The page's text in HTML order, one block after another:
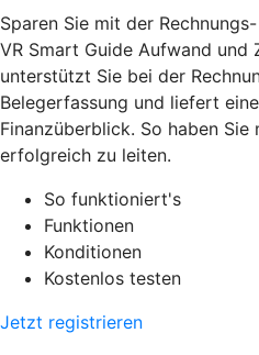
Sparen Sie mit der
VR Smart Guide Aufwand und
unterstützt Sie bei der
Belegerfassung und liefert
Finanzüberblick. So haben
erfolgreich zu leiten.
So funktioniert's
Funktionen
Konditionen
Kostenlos testen
Jetzt registrieren